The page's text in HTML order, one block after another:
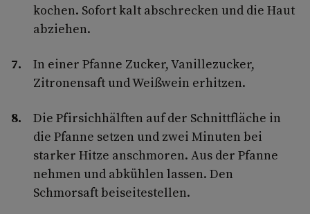
kochen. Sofort kalt abschrecken und die Haut
abziehen.
In einer Pfanne Zucker, Vanillezucker,
Zitronensaft und Weißwein erhitzen.
Die Pfirsichhälften auf der Schnittfläche in
die Pfanne setzen und zwei Minuten bei
starker Hitze anschmoren. Aus der Pfanne
nehmen und abkühlen lassen. Den
Schmorsaft beiseitestellen.